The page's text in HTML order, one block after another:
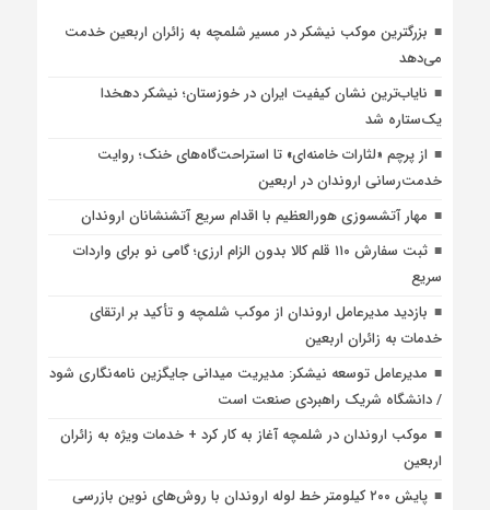
بزرگترین موکب نیشکر در مسیر شلمچه به زائران اربعین خدمت
می‌دهد
نایاب‌ترین نشان کیفیت ایران در خوزستان؛ نیشکر دهخدا
یک‌ستاره شد
از پرچم «لثارات خامنه‌ای» تا استراحت‌گاه‌های خنک؛ روایت
خدمت‌رسانی اروندان در اربعین
مهار آتشسوزی هورالعظیم با اقدام سریع آتشنشانان اروندان
ثبت سفارش ۱۱۰ قلم کالا بدون الزام ارزی؛ گامی نو برای واردات
سریع
بازدید مدیرعامل اروندان از موکب شلمچه و تأکید بر ارتقای
خدمات به زائران اربعین
مدیرعامل توسعه نیشکر: مدیریت میدانی جایگزین نامه‌نگاری شود
/ دانشگاه شریک راهبردی صنعت است
موکب اروندان در شلمچه آغاز به کار کرد + خدمات ویژه به زائران
اربعین
پایش ۲۰۰ کیلومتر خط لوله اروندان با روش‌های نوین بازرسی